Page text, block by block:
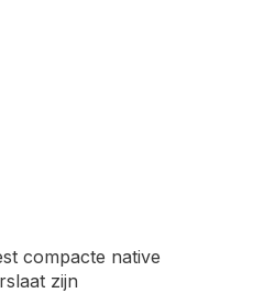
compacte native
zijn